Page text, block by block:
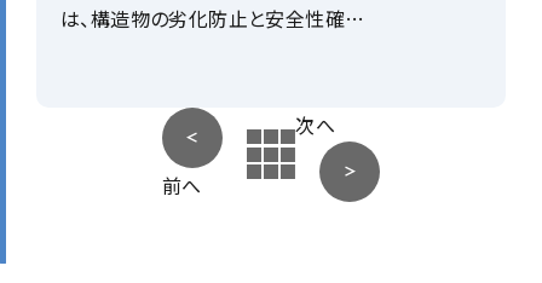
は、構造物の劣化防止と安全性確…
前へ
次へ